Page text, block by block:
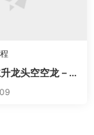
龙头空空龙－竞
量化公式与十几
，全篇2026061